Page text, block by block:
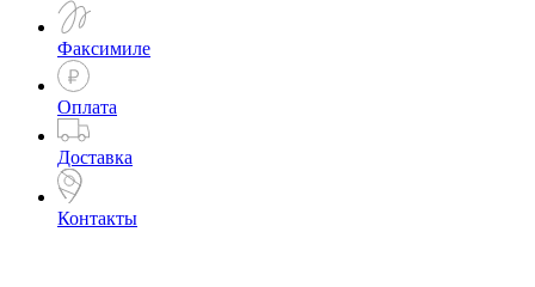
Факсимиле
Оплата
Доставка
Контакты